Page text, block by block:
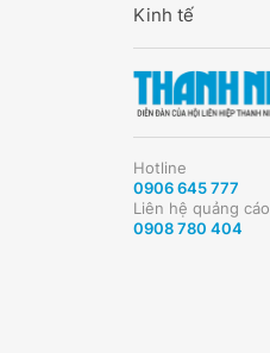
Kinh tế
Hotline
0906 645 777
Liên hệ quảng cáo
0908 780 404